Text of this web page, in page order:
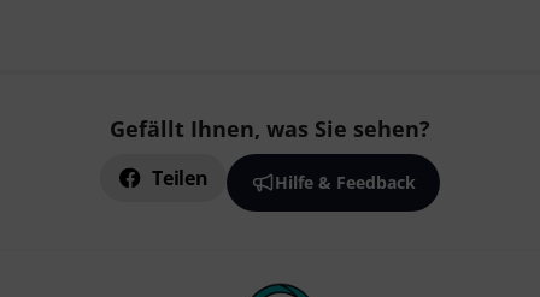
Gefällt Ihnen, was Sie sehen?
Teilen Hilfe & Feedback